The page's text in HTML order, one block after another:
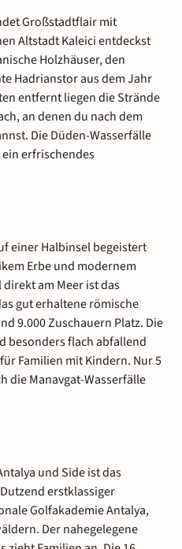
Großstadtflair mit
Altstadt Kaleici entdeckst
Holzhäuser, den
Hadrianstor aus dem Jahr
entfernt liegen die Strände
an denen du nach dem
Die Düden-Wasserfälle
erfrischendes
einer Halbinsel begeistert
Erbe und modernem
am Meer ist das
gut erhaltene römische
9.000 Zuschauern Platz. Die
besonders flach abfallend
Familien mit Kindern. Nur 5
die Manavgat-Wasserfälle
und Side ist das
erstklassiger
Golfakademie Antalya,
Der nahegelegene